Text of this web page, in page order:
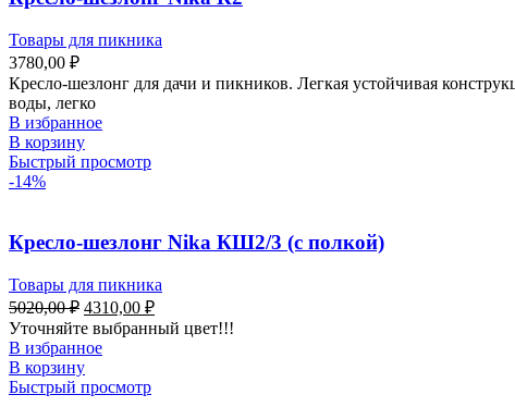
Товары для пикника
3780,00 ₽
Кресло-шезлонг для дачи и пикников. Легкая устойчивая
воды, легко
В избранное
В корзину
Быстрый просмотр
-14%
Кресло-шезлонг Nika КШ2/3 (с полкой)
Товары для пикника
5020,00₽ 4310,00 ₽
Уточняйте выбранный цвет!!!
В избранное
В корзину
Быстрый просмотр